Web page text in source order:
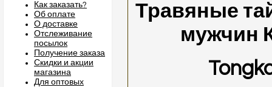
Как заказать?
Об оплате
О доставке
Отслеживание
посылок
Получение заказа
Скидки и акции
магазина
Для оптовых
Травяные
мужчин